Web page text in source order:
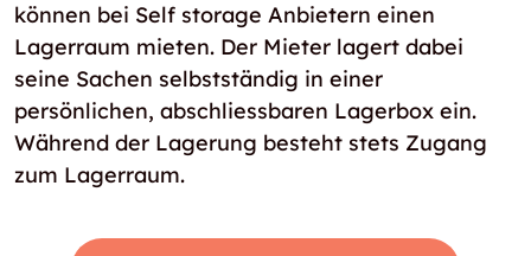
können bei Self storage Anbietern einen
Lagerraum mieten. Der Mieter lagert dabei
seine Sachen selbstständig in einer
persönlichen, abschliessbaren Lagerbox ein.
Während der Lagerung besteht stets Zugang
zum Lagerraum.